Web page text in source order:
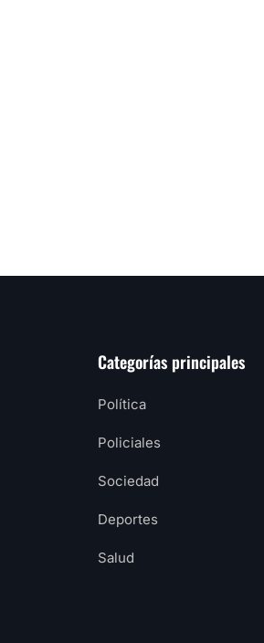
Categorías principales
Política
Policiales
Sociedad
Deportes
Salud